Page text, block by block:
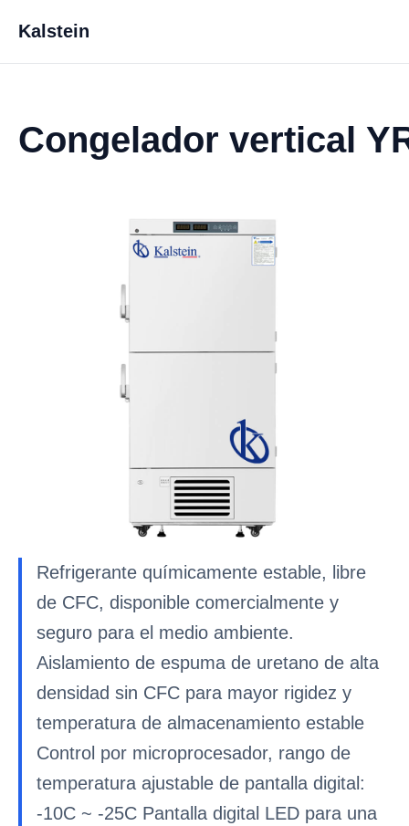
Kalstein
Congelador vertical
Refrigerante químicamente estable, libre
de CFC, disponible comercialmente y
seguro para el medio ambiente.
Aislamiento de espuma de uretano de alta
densidad sin CFC para mayor rigidez y
temperatura de almacenamiento estable
Control por microprocesador, rango de
temperatura ajustable de pantalla digital:
-10C ~ -25C Pantalla digital LED para una